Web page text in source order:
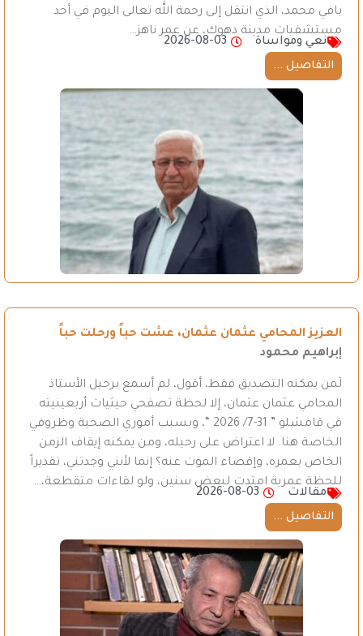
بافي محمد، الذي انتقل إلى رحمة الله تعالى اليوم في أحد
مستشفيات مدينة دهوك، عن عمر ناهز…
نعي ومواساة
2026-08-03
التفاصيل ...
العزيز المحامي عثمان عثمان، عشت حباً ورحلت حباً
إبراهيم محمود
لَمن يمكنه التصديق فقط، أقول، لم أسمع برحيل الأستاذ
المحامي عثمان عثمان، إلا لحظة تصفحي حيثيات أربعينيته
في قامشلو ” 31-7/ 2026 “، وبسبب أموري الصحية وظروفي
الخاصة هنا. لا اعتراض على رحيله، ومن يمكنه إيقاف الزمن
الخاص بعمره، وإقصاء الموت عنه؟ إنما لأنني وجدتني، تقديراً
للحظة عمرية امتدت لبعض سنين، ولو لقاءات متقطعة،…
مقالات
2026-08-03
التفاصيل ...